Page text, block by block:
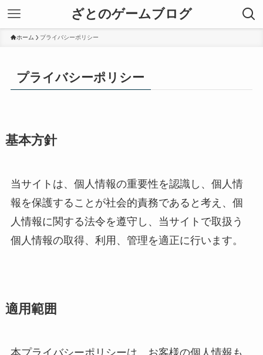
ざとのゲームブログ
ホーム プライバシーポリシー
プライバシーポリシー
基本方針
当サイトは、個人情報の重要性を認識し、個人情
報を保護することが社会的責務であると考え、個
人情報に関する法令を遵守し、当サイトで取扱う
個人情報の取得、利用、管理を適正に行います。
適用範囲